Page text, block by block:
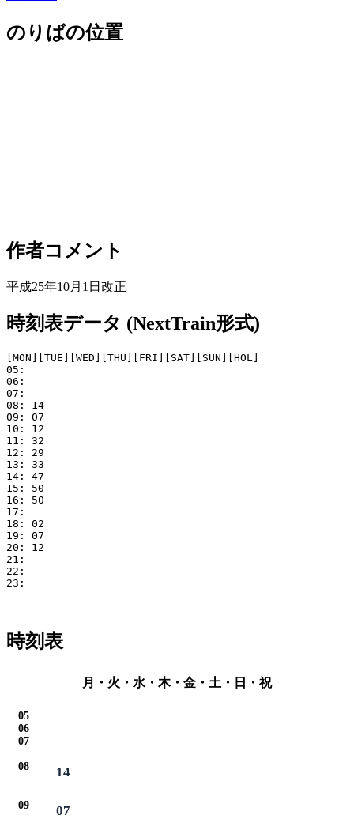
のりばの位置
作者コメント
平成25年10月1日改正
時刻表データ (NextTrain形式)
[MON][TUE][WED][THU][FRI][SAT][SUN][HOL]
05:
06:
07:
08: 14
09: 07
10: 12
11: 32
12: 29
13: 33
14: 47
15: 50
16: 50
17:
18: 02
19: 07
20: 12
21:
22:
23:
時刻表
月・火・水・木・金・土・日・祝
05
06
07
08 14
09 07